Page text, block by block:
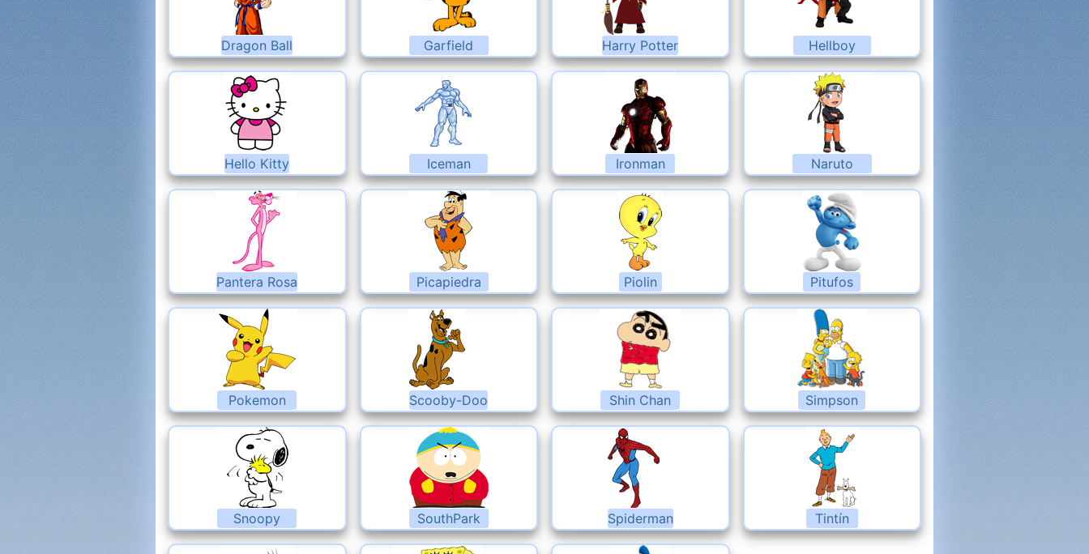
Dragon Ball Garfield Harry Potter Hellboy
Hello Kitty Iceman Ironman Naruto
Pantera Rosa Picapiedra Piolin Pitufos
Pokemon Scooby-Doo Shin Chan Simpson
Snoopy SouthPark Spiderman Tintín